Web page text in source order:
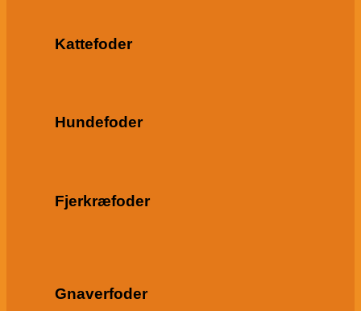
Kattefoder
Hundefoder
Fjerkræfoder
Gnaverfoder